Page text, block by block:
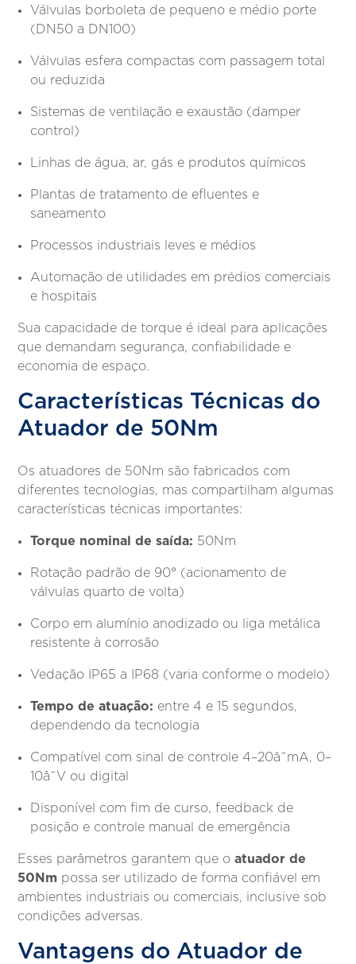
Válvulas borboleta de pequeno e médio porte
(DN50 a DN100)
Válvulas esfera compactas com passagem total
ou reduzida
Sistemas de ventilação e exaustão (damper
control)
Linhas de água, ar, gás e produtos químicos
Plantas de tratamento de efluentes e
saneamento
Processos industriais leves e médios
Automação de utilidades em prédios comerciais
e hospitais
Sua capacidade de torque é ideal para aplicações
que demandam segurança, confiabilidade e
economia de espaço.
Características Técnicas do
Atuador de 50Nm
Os atuadores de 50Nm são fabricados com
diferentes tecnologias, mas compartilham algumas
características técnicas importantes:
Torque nominal de saída: 50Nm
Rotação padrão de 90° (acionamento de
válvulas quarto de volta)
Corpo em alumínio anodizado ou liga metálica
resistente à corrosão
Vedação IP65 a IP68 (varia conforme o modelo)
Tempo de atuação: entre 4 e 15 segundos,
dependendo da tecnologia
Compatível com sinal de controle 4–20â¯mA, 0–
10â¯V ou digital
Disponível com fim de curso, feedback de
posição e controle manual de emergência
Esses parâmetros garantem que oatuador de
50Nm possa ser utilizado de forma confiável em
ambientes industriais ou comerciais, inclusive sob
condições adversas.
Vantagens do Atuador de